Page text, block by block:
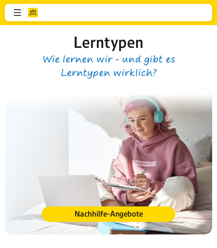
Lerntypen
Wie lernen wir - und gibt es
Lerntypen wirklich?
Nachhilfe-Angebote